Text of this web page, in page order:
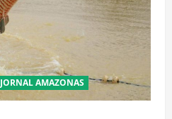
JORNAL AMAZONAS